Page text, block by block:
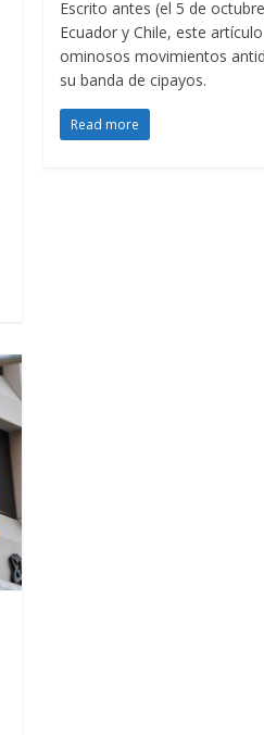
Escrito antes (el 5 de
Ecuador y Chile, este
ominosos movimientos
su banda de cipayos.
Read more